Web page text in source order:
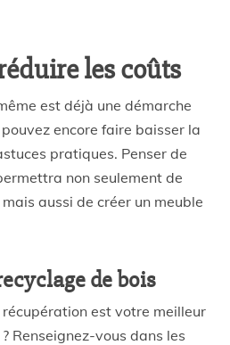
les coûts
est déjà une démarche
encore faire baisser la
pratiques. Penser de
non seulement de
aussi de créer un meuble
de bois
récupération est votre meilleur
? Renseignez-vous dans les